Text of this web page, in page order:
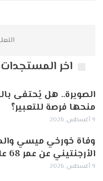
اخر المستجدات
الصويرة.. هل يُحتفى
منحها فرصة للتعبير؟
9 أغسطس, 2026
وفاة خورخي ميسي
الأرجنتيني عن عمر 68 عاما
9 أغسطس, 2026